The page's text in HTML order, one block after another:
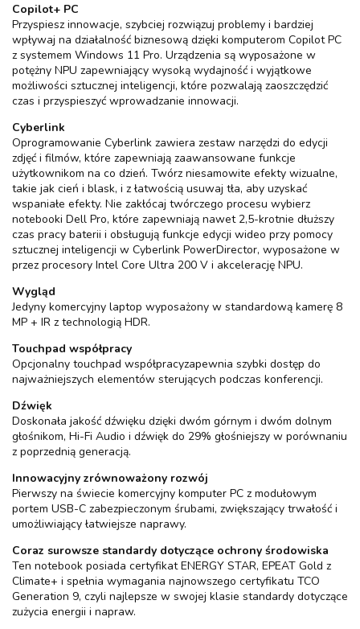
Copilot+ PC
Przyspiesz innowacje, szybciej rozwiązuj problemy i bardziej
wpływaj na działalność biznesową dzięki komputerom Copilot PC
z systemem Windows 11 Pro. Urządzenia są wyposażone w
potężny NPU zapewniający wysoką wydajność i wyjątkowe
możliwości sztucznej inteligencji, które pozwalają zaoszczędzić
czas i przyspieszyć wprowadzanie innowacji.
Cyberlink
Oprogramowanie Cyberlink zawiera zestaw narzędzi do edycji
zdjęć i filmów, które zapewniają zaawansowane funkcje
użytkownikom na co dzień. Twórz niesamowite efekty wizualne,
takie jak cień i blask, i z łatwością usuwaj tła, aby uzyskać
wspaniałe efekty. Nie zakłócaj twórczego procesu wybierz
notebooki Dell Pro, które zapewniają nawet 2,5-krotnie dłuższy
czas pracy baterii i obsługują funkcje edycji wideo przy pomocy
sztucznej inteligencji w Cyberlink PowerDirector, wyposażone w
przez procesory Intel Core Ultra 200 V i akcelerację NPU.
Wygląd
Jedyny komercyjny laptop wyposażony w standardową kamerę 8
MP + IR z technologią HDR.
Touchpad współpracy
Opcjonalny touchpad współpracyzapewnia szybki dostęp do
najważniejszych elementów sterujących podczas konferencji.
Dźwięk
Doskonała jakość dźwięku dzięki dwóm górnym i dwóm dolnym
głośnikom, Hi-Fi Audio i dźwięk do 29% głośniejszy w porównaniu
z poprzednią generacją.
Innowacyjny zrównoważony rozwój
Pierwszy na świecie komercyjny komputer PC z modułowym
portem USB-C zabezpieczonym śrubami, zwiększający trwałość i
umożliwiający łatwiejsze naprawy.
Coraz surowsze standardy dotyczące ochrony środowiska
Ten notebook posiada certyfikat ENERGY STAR, EPEAT Gold z
Climate+ i spełnia wymagania najnowszego certyfikatu TCO
Generation 9, czyli najlepsze w swojej klasie standardy dotyczące
zużycia energii i napraw.